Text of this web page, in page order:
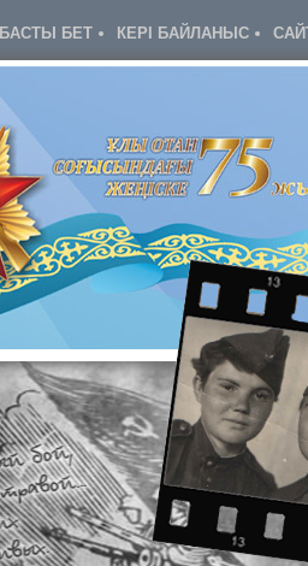
БАСТЫ БЕТ КЕРІ БАЙЛАНЫС